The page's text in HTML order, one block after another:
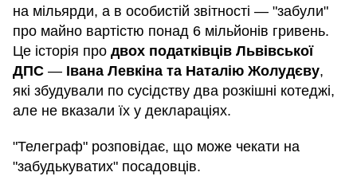
на мільярди, а в особистій звітності — "забули"
про майно вартістю понад 6 мільйонів гривень.
Це історія про двох податківців Львівської
ДПС — Івана Левкіна та Наталію Жолудєву,
які збудували по сусідству два розкішні котеджі,
але не вказали їх у деклараціях.
"Телеграф" розповідає, що може чекати на
"забудькуватих" посадовців.